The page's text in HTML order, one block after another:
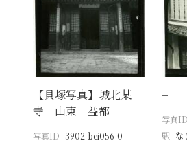
【貝塚写真】城北某
寺 山東 益都
写真ID 3902-bei056-0
−
写真ID
駅 な